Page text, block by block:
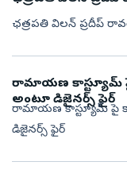
ఛత్రపతి విలన్ ప్రదీప్
రామాయణ కాస్ట్యూమ్ పై
అంటూ డిజైనర్స్ ఫైర్
రామాయణ కాస్ట్యూమ్ పై
డిజైనర్స్ ఫైర్